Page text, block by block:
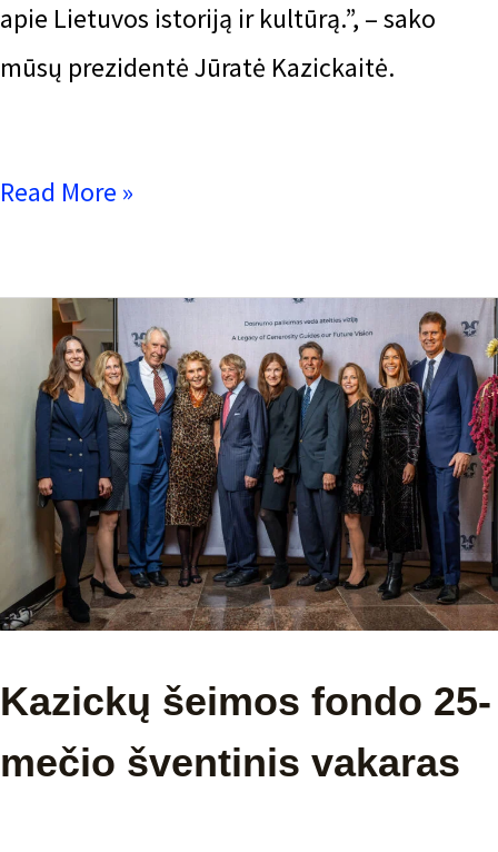
apie Lietuvos istoriją ir kultūrą.”, – sako
mūsų prezidentė Jūratė Kazickaitė.
Read More »
Kazickų šeimos fondo 25-
mečio šventinis vakaras
Kazickų
šeimos
fondo
mečio
šventinis
vakaras